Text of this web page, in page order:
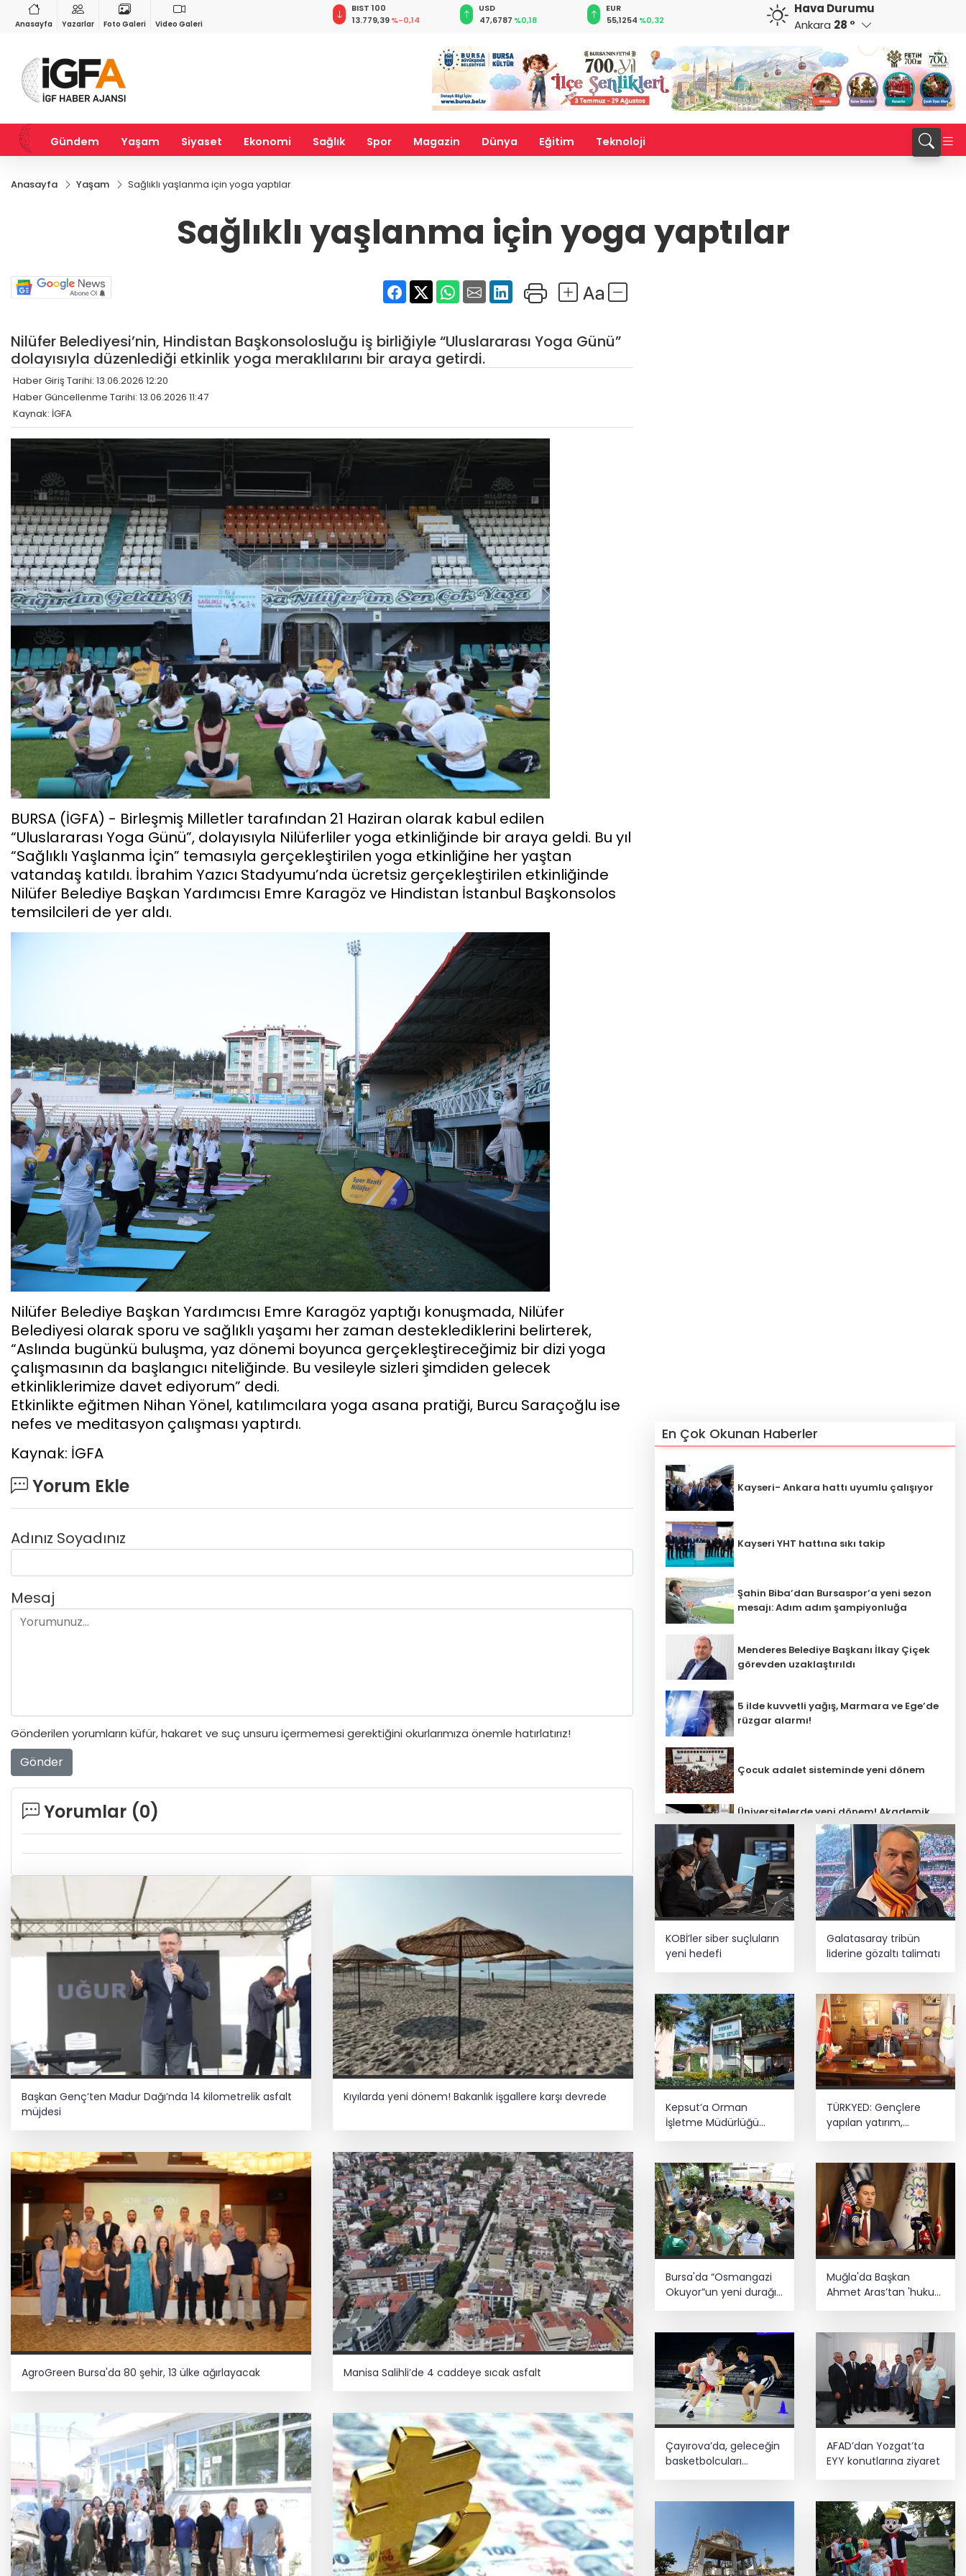
Anasayfa Yazarlar Foto Galeri Video Galeri
%-0,22
0,0018%0,32
BIST 100
13.779,39%-0,14
USD
47,6787 %0,18
EUR
55,1254 %0,32
64,3468%0,38
CHF
59,0083
Hava Durumu
Ankara 28 °
Gündem Yaşam Siyaset Ekonomi Sağlık Spor Magazin Dünya Eğitim Teknoloji
Anasayfa Yaşam Sağlıklı yaşlanma için yoga yaptılar
Sağlıklı yaşlanma için yoga yaptılar
Nilüfer Belediyesi’nin, Hindistan Başkonsolosluğu iş birliğiyle “Uluslararası Yoga Günü”
dolayısıyla düzenlediği etkinlik yoga meraklılarını bir araya getirdi.
Haber Giriş Tarihi: 13.06.2026 12:20
Haber Güncellenme Tarihi: 13.06.2026 11:47
Kaynak: İGFA
BURSA (İGFA) - Birleşmiş Milletler tarafından 21 Haziran olarak kabul edilen
“Uluslararası Yoga Günü”, dolayısıyla Nilüferliler yoga etkinliğinde bir araya geldi. Bu yıl
“Sağlıklı Yaşlanma İçin” temasıyla gerçekleştirilen yoga etkinliğine her yaştan
vatandaş katıldı. İbrahim Yazıcı Stadyumu’nda ücretsiz gerçekleştirilen etkinliğinde
Nilüfer Belediye Başkan Yardımcısı Emre Karagöz ve Hindistan İstanbul Başkonsolos
temsilcileri de yer aldı.
Nilüfer Belediye Başkan Yardımcısı Emre Karagöz yaptığı konuşmada, Nilüfer
Belediyesi olarak sporu ve sağlıklı yaşamı her zaman desteklediklerini belirterek,
“Aslında bugünkü buluşma, yaz dönemi boyunca gerçekleştireceğimiz bir dizi yoga
çalışmasının da başlangıcı niteliğinde. Bu vesileyle sizleri şimdiden gelecek
etkinliklerimize davet ediyorum” dedi.
Etkinlikte eğitmen Nihan Yönel, katılımcılara yoga asana pratiği, Burcu Saraçoğlu ise
nefes ve meditasyon çalışması yaptırdı.
Kaynak: İGFA
Yorum Ekle
Adınız Soyadınız
Mesaj
Gönderilen yorumların küfür, hakaret ve suç unsuru içermemesi gerektiğini okurlarımıza önemle hatırlatırız!
Gönder
Yorumlar (0)
Başkan Genç’ten Madur Dağı’nda 14 kilometrelik asfalt
müjdesi
Kıyılarda yeni dönem! Bakanlık işgallere karşı devrede
AgroGreen Bursa'da 80 şehir, 13 ülke ağırlayacak Manisa Salihli’de 4 caddeye sıcak asfalt
En Çok Okunan Haberler
Kayseri- Ankara hattı uyumlu çalışıyor
Kayseri YHT hattına sıkı takip
Şahin Biba’dan Bursaspor’a yeni sezon
mesajı: Adım adım şampiyonluğa
Menderes Belediye Başkanı İlkay Çiçek
görevden uzaklaştırıldı
5 ilde kuvvetli yağış, Marmara ve Ege’de
rüzgar alarmı!
Çocuk adalet sisteminde yeni dönem
Üniversitelerde yeni dönem! Akademik
sahtekârlığa hapis, öğrencilere dönüş
yolu
Emniyet teşkilatına 6 bin 250 yeni kadro!
Detaylar belli oldu
Tercih döneminde kararsız kalan
gençlere bilimsel yol haritası... Halen
kararsızsanız bu testi çözün!
saldırı sonrası restorasyon
KOBİ’ler siber suçluların
yeni hedefi
Galatasaray tribün
liderine gözaltı talimatı
Kepsut’a Orman
İşletme Müdürlüğü
kuruluyor
TÜRKYED: Gençlere
yapılan yatırım,
Türkiye’nin geleceğine
Bursa'da “Osmangazi
Okuyor”un yeni durağı
Muğla'da Başkan
Ahmet Aras’tan 'hukuk
Çayırova’da, geleceğin
basketbolcuları
seçmelerde ter döktü
AFAD’dan Yozgat’ta
EYY konutlarına ziyaret